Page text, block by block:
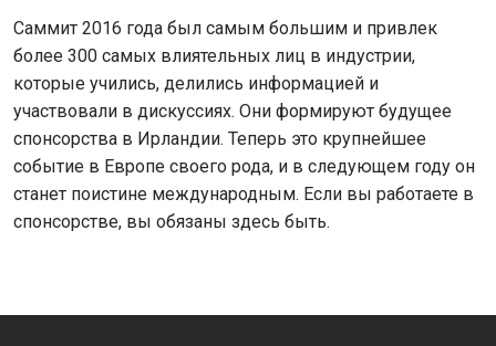
Саммит 2016 года был самым большим и привлек
более 300 самых влиятельных лиц в индустрии,
которые учились, делились информацией и
участвовали в дискуссиях. Они формируют будущее
спонсорства в Ирландии. Теперь это крупнейшее
событие в Европе своего рода, и в следующем году он
станет поистине международным. Если вы работаете в
спонсорстве, вы обязаны здесь быть.